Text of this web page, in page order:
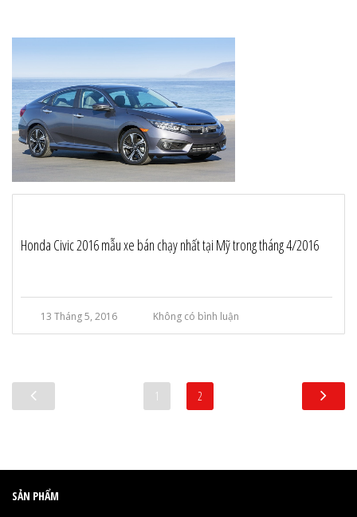
Honda Civic 2016 mẫu xe bán chạy nhất tại Mỹ trong tháng 4/2016
13 Tháng 5, 2016 Không có bình luận
1 2
SẢN PHẨM